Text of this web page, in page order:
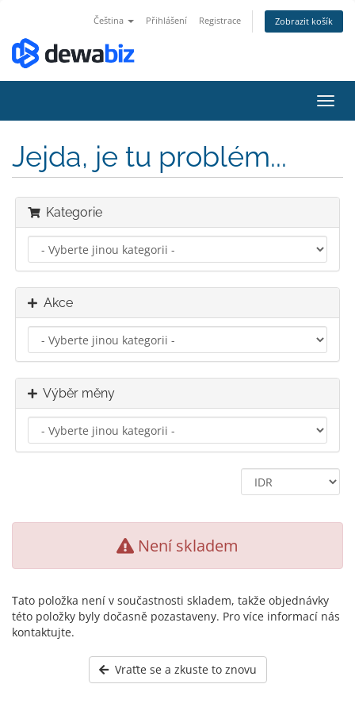
Čeština Přihlášení Registrace Zobrazit košík
Jejda, je tu problém...
Kategorie
Akce
Výběr měny
Není skladem
Tato položka není v součastnosti skladem, takže objednávky
této položky byly dočasně pozastaveny. Pro více informací nás
kontaktujte.
Vraťte se a zkuste to znovu